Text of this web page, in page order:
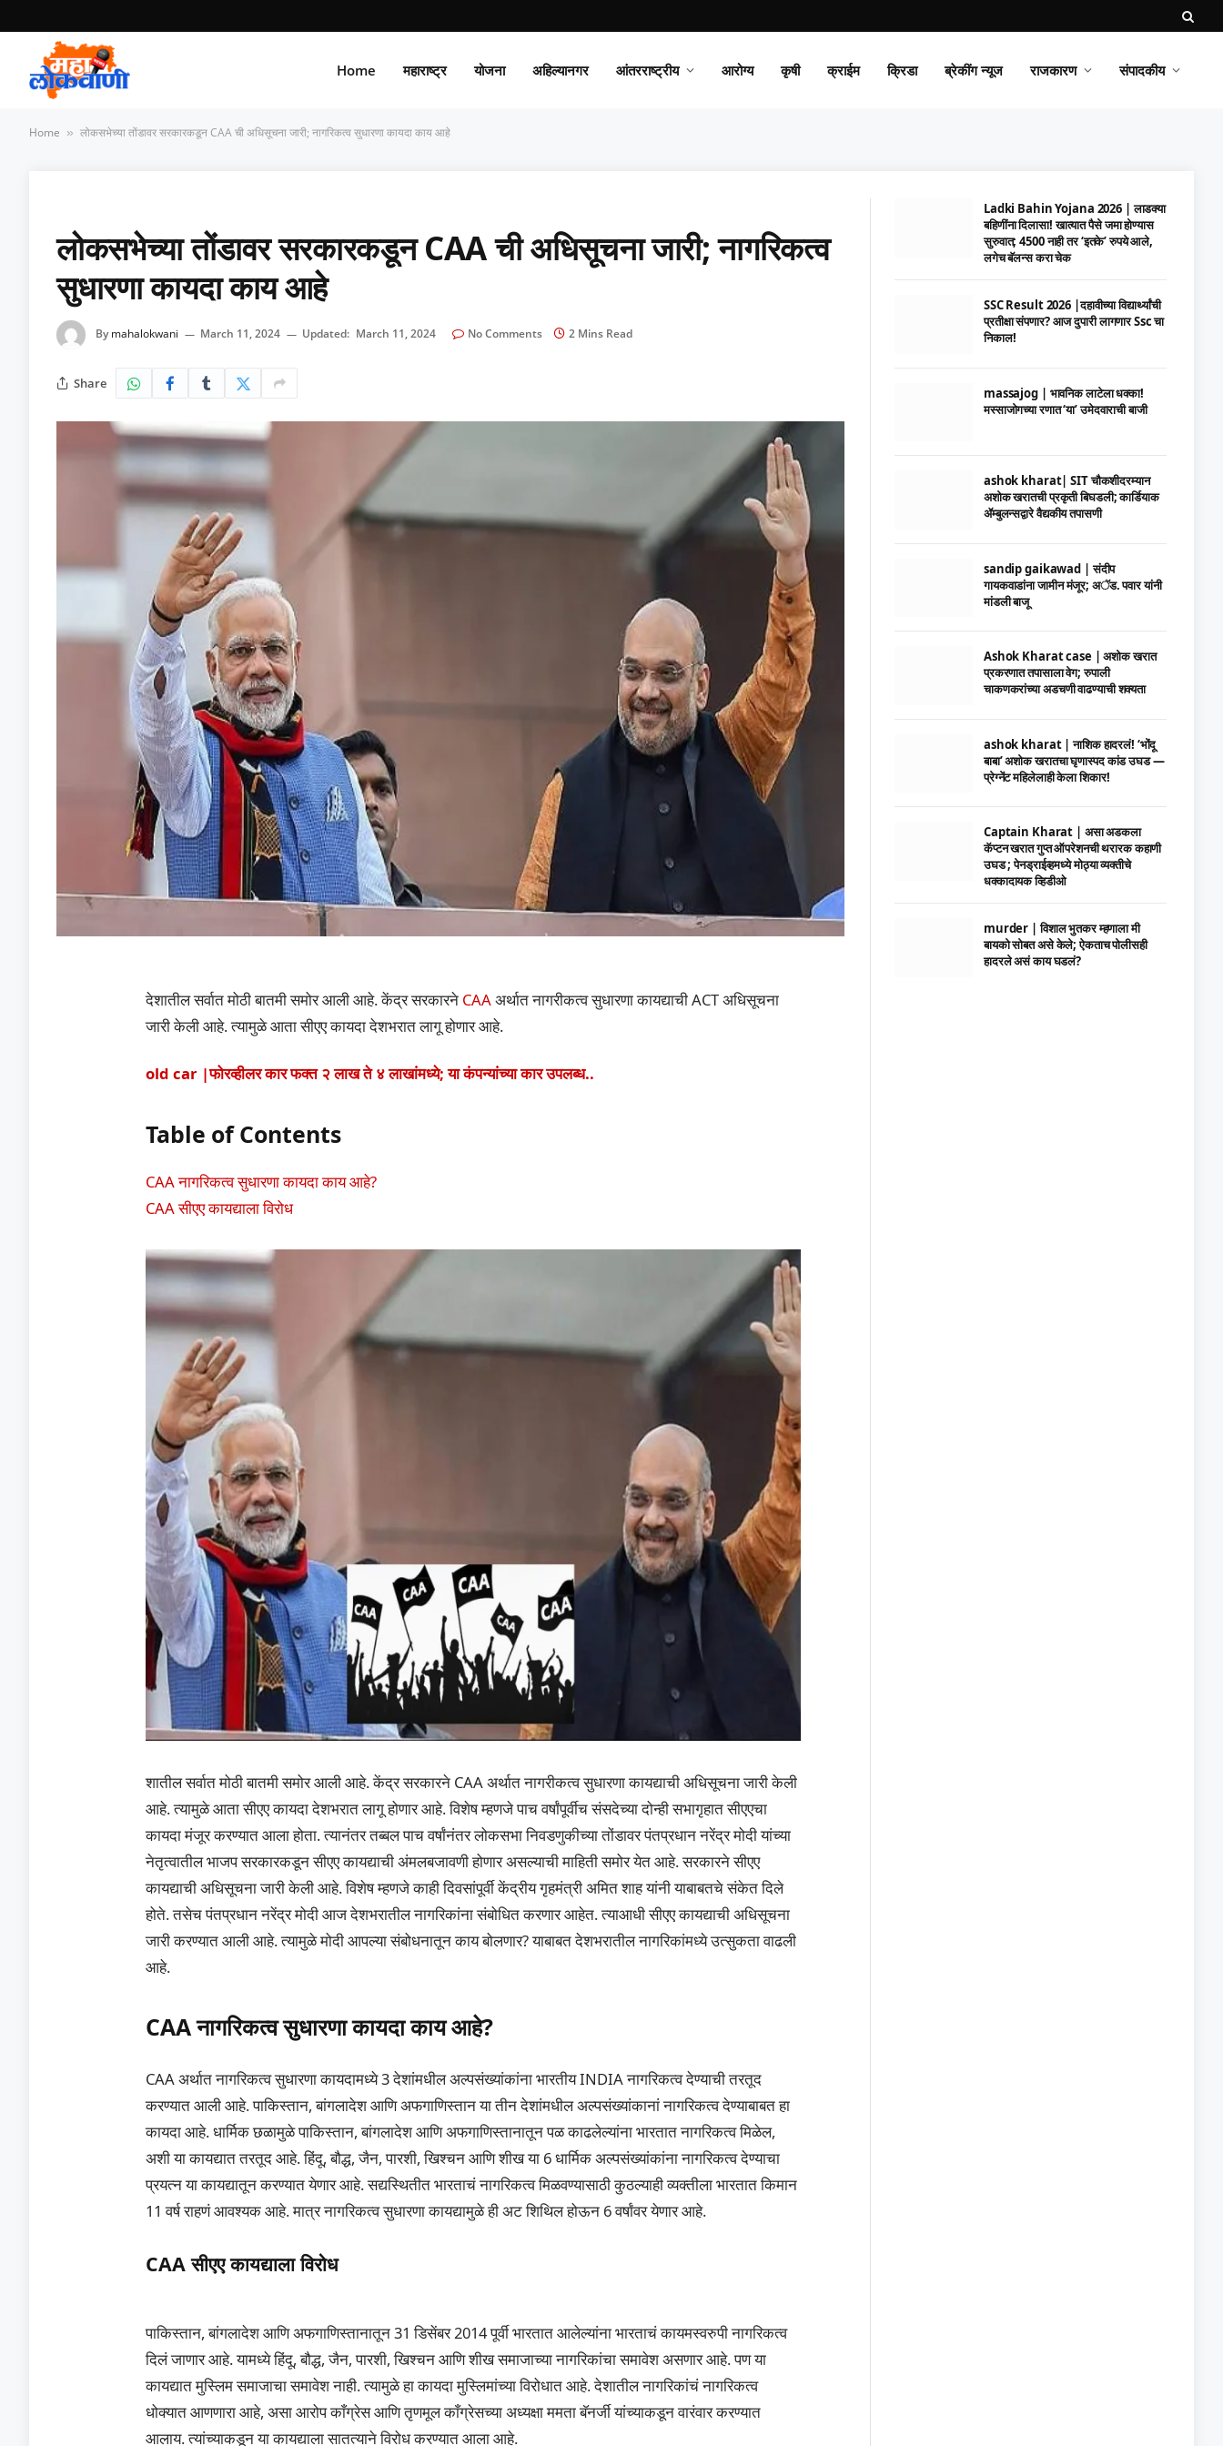
Home महाराष्ट्र योजना अहिल्यानगर आंतरराष्ट्रीय आरोग्य कृषी क्राईम क्रिडा ब्रेकींग न्यूज राजकारण संपादकीय
Home » लोकसभेच्या तोंडावर सरकारकडून CAA ची अधिसूचना जारी; नागरिकत्व सुधारणा कायदा काय आहे
लोकसभेच्या तोंडावर सरकारकडून CAA ची अधिसूचना जारी; नागरिकत्व
सुधारणा कायदा काय आहे
By mahalokwani March 11, 2024 Updated: March 11, 2024 No Comments 2 Mins Read
Share
देशातील सर्वात मोठी बातमी समोर आली आहे. केंद्र सरकारने CAAअर्थात नागरीकत्व सुधारणा कायद्याची ACT अधिसूचना
जारी केली आहे. त्यामुळे आता सीएए कायदा देशभरात लागू होणार आहे.
old car |फोरव्हीलर कार फक्त २ लाख ते ४ लाखांमध्ये; या कंपन्यांच्या कार उपलब्ध..
Table of Contents
CAA नागरिकत्व सुधारणा कायदा काय आहे?
CAA सीएए कायद्याला विरोध
शातील सर्वात मोठी बातमी समोर आली आहे. केंद्र सरकारने CAA अर्थात नागरीकत्व सुधारणा कायद्याची अधिसूचना जारी केली
आहे. त्यामुळे आता सीएए कायदा देशभरात लागू होणार आहे. विशेष म्हणजे पाच वर्षांपूर्वीच संसदेच्या दोन्ही सभागृहात सीएएचा
कायदा मंजूर करण्यात आला होता. त्यानंतर तब्बल पाच वर्षांनंतर लोकसभा निवडणुकीच्या तोंडावर पंतप्रधान नरेंद्र मोदी यांच्या
नेतृत्वातील भाजप सरकारकडून सीएए कायद्याची अंमलबजावणी होणार असल्याची माहिती समोर येत आहे. सरकारने सीएए
कायद्याची अधिसूचना जारी केली आहे. विशेष म्हणजे काही दिवसांपूर्वी केंद्रीय गृहमंत्री अमित शाह यांनी याबाबतचे संकेत दिले
होते. तसेच पंतप्रधान नरेंद्र मोदी आज देशभरातील नागरिकांना संबोधित करणार आहेत. त्याआधी सीएए कायद्याची अधिसूचना
जारी करण्यात आली आहे. त्यामुळे मोदी आपल्या संबोधनातून काय बोलणार? याबाबत देशभरातील नागरिकांमध्ये उत्सुकता वाढली
आहे.
CAA नागरिकत्व सुधारणा कायदा काय आहे?
CAA अर्थात नागरिकत्व सुधारणा कायदामध्ये 3 देशांमधील अल्पसंख्यांकांना भारतीय INDIA नागरिकत्व देण्याची तरतूद
करण्यात आली आहे. पाकिस्तान, बांगलादेश आणि अफगाणिस्तान या तीन देशांमधील अल्पसंख्यांकानां नागरिकत्व देण्याबाबत हा
कायदा आहे. धार्मिक छळामुळे पाकिस्तान, बांगलादेश आणि अफगाणिस्तानातून पळ काढलेल्यांना भारतात नागरिकत्व मिळेल,
अशी या कायद्यात तरतूद आहे. हिंदू, बौद्ध, जैन, पारशी, खिश्चन आणि शीख या 6 धार्मिक अल्पसंख्यांकांना नागरिकत्व देण्याचा
प्रयत्न या कायद्यातून करण्यात येणार आहे. सद्यस्थितीत भारताचं नागरिकत्व मिळवण्यासाठी कुठल्याही व्यक्तीला भारतात किमान
11 वर्ष राहणं आवश्यक आहे. मात्र नागरिकत्व सुधारणा कायद्यामुळे ही अट शिथिल होऊन 6 वर्षांवर येणार आहे.
CAA सीएए कायद्याला विरोध
पाकिस्तान, बांगलादेश आणि अफगाणिस्तानातून 31 डिसेंबर 2014 पूर्वी भारतात आलेल्यांना भारताचं कायमस्वरुपी नागरिकत्व
दिलं जाणार आहे. यामध्ये हिंदू, बौद्ध, जैन, पारशी, खिश्चन आणि शीख समाजाच्या नागरिकांचा समावेश असणार आहे. पण या
कायद्यात मुस्लिम समाजाचा समावेश नाही. त्यामुळे हा कायदा मुस्लिमांच्या विरोधात आहे. देशातील नागरिकांचं नागरिकत्व
धोक्यात आणणारा आहे, असा आरोप काँग्रेस आणि तृणमूल काँग्रेसच्या अध्यक्षा ममता बॅनर्जी यांच्याकडून वारंवार करण्यात
आलाय. त्यांच्याकडून या कायद्याला सातत्याने विरोध करण्यात आला आहे.
Ladki Bahin Yojana 2026 | लाडक्या
बहिणींना दिलासा! खात्यात पैसे जमा होण्यास
सुरुवात; 4500 नाही तर ‘इतके’ रुपये आले,
लगेच बॅलन्स करा चेक
SSC Result 2026 |दहावीच्या विद्यार्थ्यांची
प्रतीक्षा संपणार? आज दुपारी लागणार Ssc चा
निकाल!
massajog | भावनिक लाटेला धक्का!
मस्साजोगच्या रणात ‘या’ उमेदवाराची बाजी
ashok kharat| SIT चौकशीदरम्यान
अशोक खरातची प्रकृती बिघडली; कार्डियाक
ॲम्बुलन्सद्वारे वैद्यकीय तपासणी
sandip gaikawad | संदीप
गायकवाडांना जामीन मंजूर; अॅड. पवार यांनी
मांडली बाजू
Ashok Kharat case | अशोक खरात
प्रकरणात तपासाला वेग; रुपाली
चाकणकरांच्या अडचणी वाढण्याची शक्यता
ashok kharat | नाशिक हादरलं! ‘भोंदू
बाबा’ अशोक खरातचा घृणास्पद कांड उघड —
प्रेग्नेंट महिलेलाही केला शिकार!
Captain Kharat | असा अडकला
कॅप्टन खरात गुप्त ऑपरेशनची थरारक कहाणी
उघड ; पेनड्राईव्हमध्ये मोठ्या व्यक्तीचे
धक्कादायक व्हिडीओ
murder | विशाल भुतकर म्हणाला मी
बायको सोबत असे केले; ऐकताच पोलीसही
हादरले असं काय घडलं?